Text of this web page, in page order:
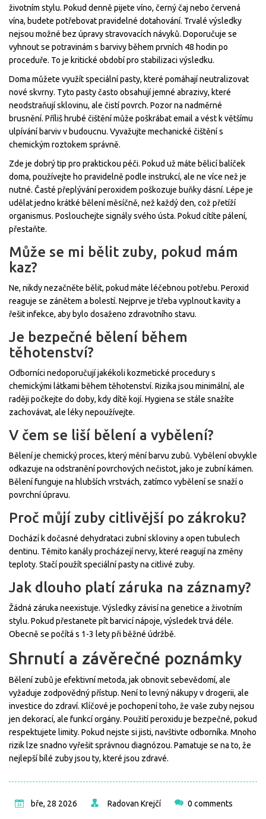
životním stylu. Pokud denně pijete víno, černý čaj nebo červená
vína, budete potřebovat pravidelné dotahování. Trvalé výsledky
nejsou možné bez úpravy stravovacích návyků. Doporučuje se
vyhnout se potravinám s barvivy během prvních 48 hodin po
proceduře. To je kritické období pro stabilizaci výsledku.
Doma můžete využít speciální pasty, které pomáhají neutralizovat
nové skvrny. Tyto pasty často obsahují jemné abrazivy, které
neodstraňují sklovinu, ale čistí povrch. Pozor na nadměrné
brusnění. Příliš hrubé čištění může poškrábat email a vést k většímu
ulpívání barviv v budoucnu. Vyvažujte mechanické čištění s
chemickým roztokem správně.
Zde je dobrý tip pro praktickou péči. Pokud už máte bělicí balíček
doma, používejte ho pravidelně podle instrukcí, ale ne více než je
nutné. Časté přeplývání peroxidem poškozuje buňky dásní. Lépe je
udělat jedno krátké bělení měsíčně, než každý den, což přetíží
organismus. Poslouchejte signály svého ústa. Pokud cítíte pálení,
přestaňte.
Může se mi bělit zuby, pokud mám
kaz?
Ne, nikdy nezačněte bělit, pokud máte léčebnou potřebu. Peroxid
reaguje se zánětem a bolestí. Nejprve je třeba vyplnout kavity a
řešit infekce, aby bylo dosaženo zdravotního stavu.
Je bezpečné bělení během
těhotenství?
Odborníci nedoporučují jakékoli kozmetické procedury s
chemickými látkami během těhotenství. Rizika jsou minimální, ale
raději počkejte do doby, kdy dítě kojí. Hygiena se stále snažíte
zachovávat, ale léky nepoužívejte.
V čem se liší bělení a vybělení?
Bělení je chemický proces, který mění barvu zubů. Vybělení obvykle
odkazuje na odstranění povrchových nečistot, jako je zubní kámen.
Bělení funguje na hlubších vrstvách, zatímco vybělení se snaží o
povrchní úpravu.
Proč můjí zuby citlivější po zákroku?
Dochází k dočasné dehydrataci zubní skloviny a open tubulech
dentinu. Těmito kanály procházejí nervy, které reagují na změny
teploty. Stačí použít speciální pasty na citlivé zuby.
Jak dlouho platí záruka na záznamy?
Žádná záruka neexistuje. Výsledky závisí na genetice a životním
stylu. Pokud přestanete pít barvicí nápoje, výsledek trvá déle.
Obecně se počítá s 1-3 lety při běžné údržbě.
Shrnutí a závěrečné poznámky
Bělení zubů je efektivní metoda, jak obnovit sebevědomí, ale
vyžaduje zodpovědný přístup. Není to levný nákupy v drogerii, ale
investice do zdraví. Klíčové je pochopení toho, že vaše zuby nejsou
jen dekorací, ale funkcí orgány. Použití peroxidu je bezpečné, pokud
respektujete limity. Pokud nejste si jisti, navštivte odborníka. Mnoho
rizik lze snadno vyřešit správnou diagnózou. Pamatuje se na to, že
nejlepší bílé zuby jsou ty, které jsou zdravé.
bře, 28 2026 Radovan Krejčí 0 comments